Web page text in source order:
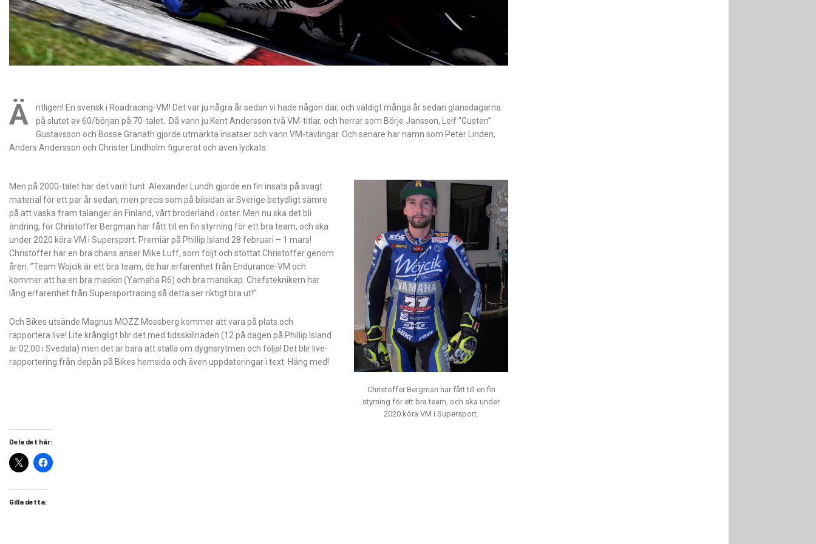
Ä
ntligen! En svensk i Roadracing-VM! Det var ju några år sedan vi hade någon där, och väldigt många år sedan glansdagarna
på slutet av 60/början på 70-talet. Då vann ju Kent Andersson två VM-titlar, och herrar som Börje Jansson, Leif ”Gusten”
Gustavsson och Bosse Granath gjorde utmärkta insatser och vann VM-tävlingar. Och senare har namn som Peter Linden,
Anders Andersson och Christer Lindholm figurerat och även lyckats.
Christoffer Bergman har fått till en fin
styrning för ett bra team, och ska under
2020 köra VM i Supersport.
Men på 2000-talet har det varit tunt. Alexander Lundh gjorde en fin insats på svagt
material för ett par år sedan, men precis som på bilsidan är Sverige betydligt sämre
på att vaska fram talanger än Finland, vårt broderland i öster. Men nu ska det bli
ändring, för Christoffer Bergman har fått till en fin styrning för ett bra team, och ska
under 2020 köra VM i Supersport. Premiär på Phillip Island 28 februari – 1 mars!
Christoffer har en bra chans anser Mike Luff, som följt och stöttat Christoffer genom
åren. ”Team Wojcik är ett bra team, de har erfarenhet från Endurance-VM och
kommer att ha en bra maskin (Yamaha R6) och bra manskap. Chefsteknikern har
lång erfarenhet från Supersportracing så detta ser riktigt bra ut!”
Och Bikes utsände Magnus MOZZ Mossberg kommer att vara på plats och
rapportera live! Lite krångligt blir det med tidsskillnaden (12 på dagen på Phillip Island
är 02.00 i Svedala) men det är bara att ställa om dygnsrytmen och följa! Det blir live-
rapportering från depån på Bikes hemsida och även uppdateringar i text. Häng med!
Dela det här:
Gilla detta: